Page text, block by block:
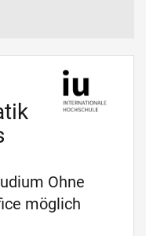
Ohne
möglich